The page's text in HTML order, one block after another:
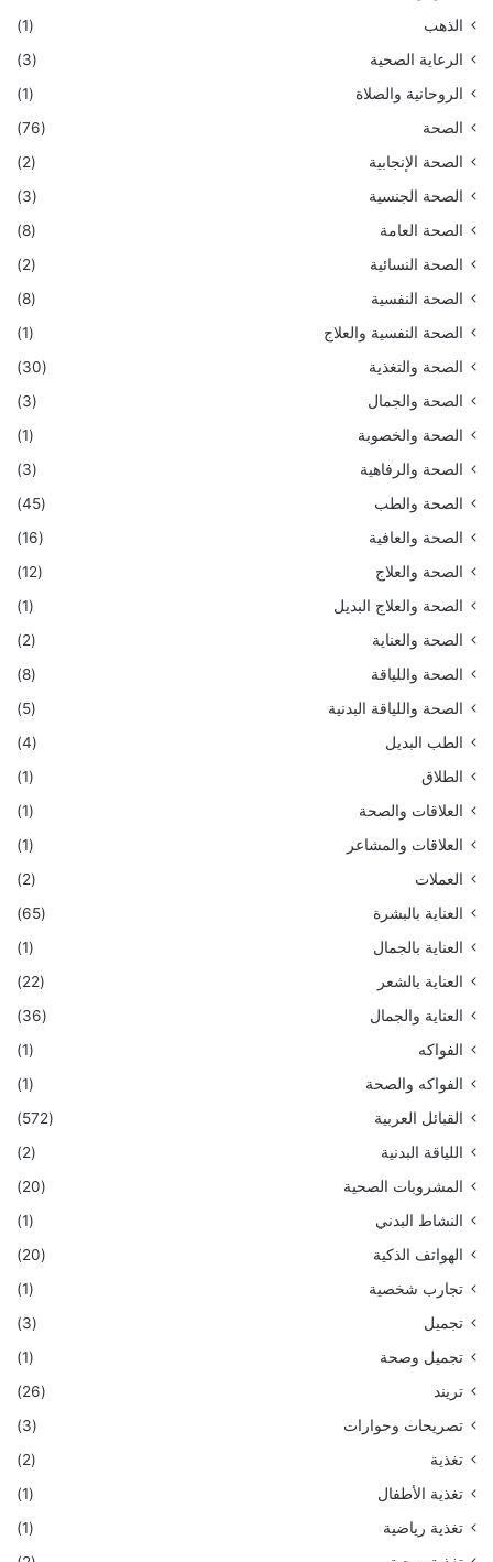
الذهب
(1)
الرعاية الصحية
(3)
الروحانية والصلاة
(1)
الصحة
(76)
الصحة الإنجابية
(2)
الصحة الجنسية
(3)
الصحة العامة
(8)
الصحة النسائية
(2)
الصحة النفسية
(8)
الصحة النفسية والعلاج
(1)
الصحة والتغذية
(30)
الصحة والجمال
(3)
الصحة والخصوبة
(1)
الصحة والرفاهية
(3)
الصحة والطب
(45)
الصحة والعافية
(16)
الصحة والعلاج
(12)
الصحة والعلاج البديل
(1)
الصحة والعناية
(2)
الصحة واللياقة
(8)
الصحة واللياقة البدنية
(5)
الطب البديل
(4)
الطلاق
(1)
العلاقات والصحة
(1)
العلاقات والمشاعر
(1)
العملات
(2)
العناية بالبشرة
(65)
العناية بالجمال
(1)
العناية بالشعر
(22)
العناية والجمال
(36)
الفواكه
(1)
الفواكه والصحة
(1)
القبائل العربية
(572)
اللياقة البدنية
(2)
المشروبات الصحية
(20)
النشاط البدني
(1)
الهواتف الذكية
(20)
تجارب شخصية
(1)
تجميل
(3)
تجميل وصحة
(1)
تريند
(26)
تصريحات وحوارات
(3)
تغذية
(2)
تغذية الأطفال
(1)
تغذية رياضية
(1)